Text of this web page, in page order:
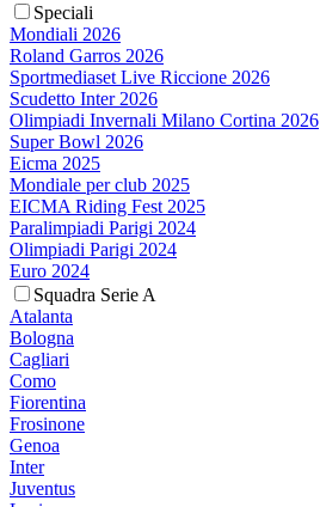
Speciali
Mondiali 2026
Roland Garros 2026
Sportmediaset Live Riccione 2026
Scudetto Inter 2026
Olimpiadi Invernali Milano Cortina 2026
Super Bowl 2026
Eicma 2025
Mondiale per club 2025
EICMA Riding Fest 2025
Paralimpiadi Parigi 2024
Olimpiadi Parigi 2024
Euro 2024
Squadra Serie A
Atalanta
Bologna
Cagliari
Como
Fiorentina
Frosinone
Genoa
Inter
Juventus